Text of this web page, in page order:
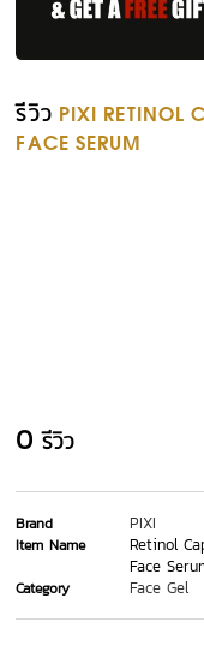
รีวิว PIXI RETINOL
FACE SERUM
0 รีวิว
Brand PIXI
Item Name
Retinol
Face
Category Face Gel